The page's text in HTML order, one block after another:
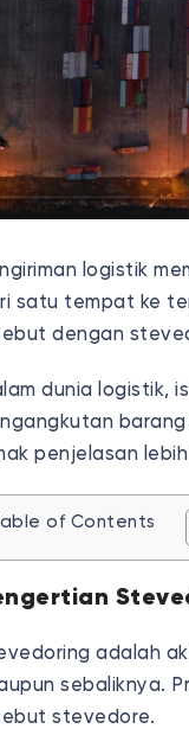
logistik
satu tempat ke
dengan
dunia logistik,
penjelasan
of Contents
adalah
sebaliknya.
stevedore.